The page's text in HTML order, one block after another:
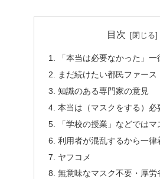
目次
「本当は必要なかった」
まだ続けたい都民ファース
知識のある専門家の意見
本当は（マスクをする）必
「学校の授業」などでは
利用者が混乱するから一律
ヤフコメ
無意味なマスク不要・厚労